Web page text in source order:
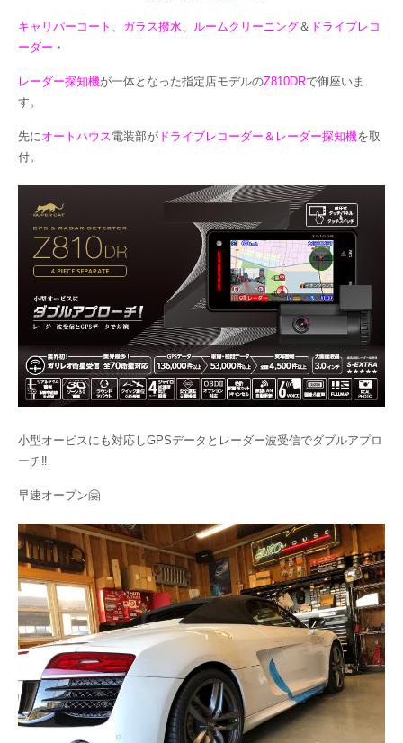
キャリパーコート ガラス撥水 ルームクリーニング＆ ドライブレコ
ーダー ・
レーダー探知機が一体となった指定店モデルのZ810DRで御座いま
す。
先に オートハウス 電装部が ドライブレコーダー＆レーダー探知機を取
付。
小型オービスにも対応しGPSデータとレーダー波受信でダブルアプロ
ーチ‼
早速オープン🤗